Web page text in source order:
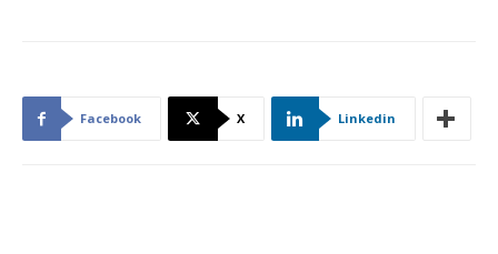
Facebook X Linkedin